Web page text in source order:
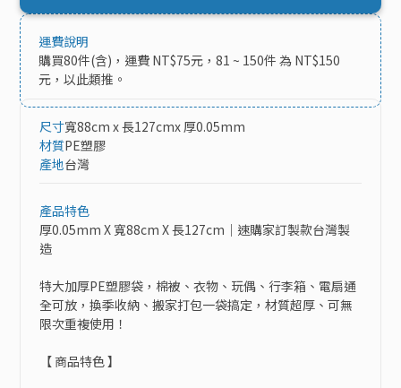
運費說明
購買80件(含)，運費 NT$75元，81 ~ 150件 為 NT$150
元，以此類推。
尺寸寬88cm x 長127cmx 厚0.05mm
材質PE塑膠
產地台灣
產品特色
厚0.05mm X 寬88cm X 長127cm｜速購家訂製款台灣製
造
特大加厚PE塑膠袋，棉被、衣物、玩偶、行李箱、電扇通
全可放，換季收納、搬家打包一袋搞定，材質超厚、可無
限次重複使用！
【 商品特色 】